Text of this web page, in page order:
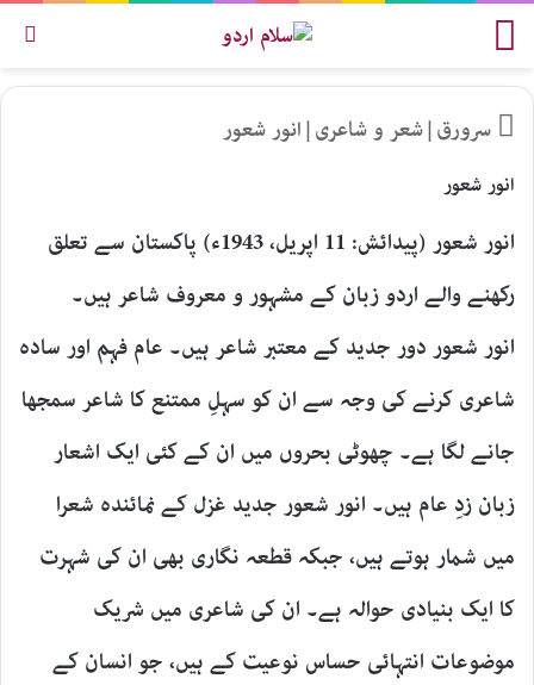
سرورق|شعر و شاعری|انور شعور
انور شعور
انور شعور (پیدائش: 11 اپریل، 1943ء) پاکستان سے تعلق
رکھنے والے اردو زبان کے مشہور و معروف شاعر ہیں۔
انور شعور دور جدید کے معتبر شاعر ہیں۔ عام فہم اور سادہ
شاعری کرنے کی وجہ سے ان کو سہلِ ممتنع کا شاعر سمجھا
جانے لگا ہے۔ چھوٹی بحروں میں ان کے کئی ایک اشعار
زبان زدِ عام ہیں۔ انور شعور جدید غزل کے نمائندہ شعرا
میں شمار ہوتے ہیں، جبکہ قطعہ نگاری بھی ان کی شہرت
کا ایک بنیادی حوالہ ہے۔ ان کی شاعری میں شریک
موضوعات انتہائی حساس نوعیت کے ہیں، جو انسان کے